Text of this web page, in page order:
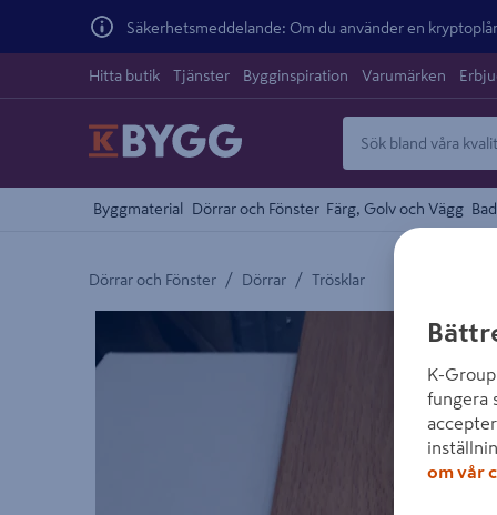
Säkerhetsmeddelande: Om du använder en
Hitta butik Tjänster Bygginspiration Varumärken
Byggmaterial Dörrar och Fönster Färg, Golv och Vägg
Dörrar och Fönster / Dörrar / Trösklar
Detaljerad beskrivning finns i
K-
fungera
om vår